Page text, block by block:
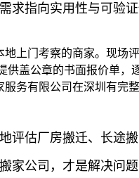
求指向实用性与可验
上门考察的商家。现场
供盖公章的书面报价单
务有限公司在深圳有完
评估厂房搬迁、长途
家公司，才是解决问